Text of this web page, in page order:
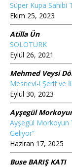
Süper Kupa Sahibi
Ekim 25, 2023
Atilla Ün
SOLOTÜRK
Eylül 26, 2021
Mehmed Veysi
Mesnevi-i Şerif ve
Eylül 30, 2023
Ayşegül
Ayşegül Morkoyun
Geliyor”
Haziran 17, 2025
Buse BARIŞ KATI